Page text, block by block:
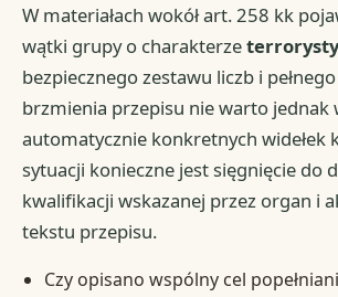
W materiałach wokół art. 258 kk
wątki grupy o charakterze
bezpiecznego zestawu liczb i
brzmienia przepisu nie warto jednak
automatycznie konkretnych widełek
sytuacji konieczne jest sięgnięcie do
kwalifikacji wskazanej przez organ i
tekstu przepisu.
Czy opisano wspólny cel